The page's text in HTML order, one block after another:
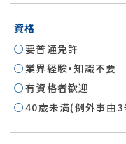
資格
要普通免許
業界経験・知識不要
有資格者歓迎
40歳未満(例外事由3